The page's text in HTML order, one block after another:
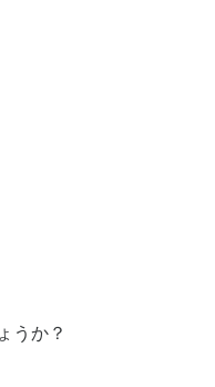
うか？